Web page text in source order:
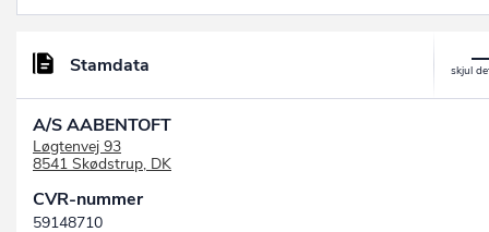
Stamdata
A/S AABENTOFT
Løgtenvej 93
8541 Skødstrup, DK
CVR-nummer
59148710